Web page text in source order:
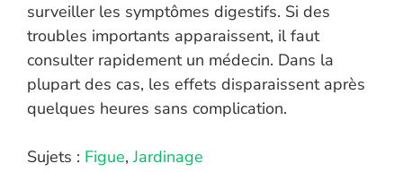
surveiller les symptômes digestifs. Si des
troubles importants apparaissent, il faut
consulter rapidement un médecin. Dans la
plupart des cas, les effets disparaissent après
quelques heures sans complication.
Sujets : Figue,Jardinage